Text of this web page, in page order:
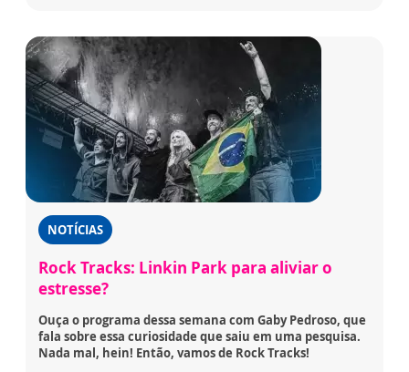
NOTÍCIAS
Rock Tracks: Linkin Park para aliviar o
estresse?
Ouça o programa dessa semana com Gaby Pedroso, que
fala sobre essa curiosidade que saiu em uma pesquisa.
Nada mal, hein! Então, vamos de Rock Tracks!